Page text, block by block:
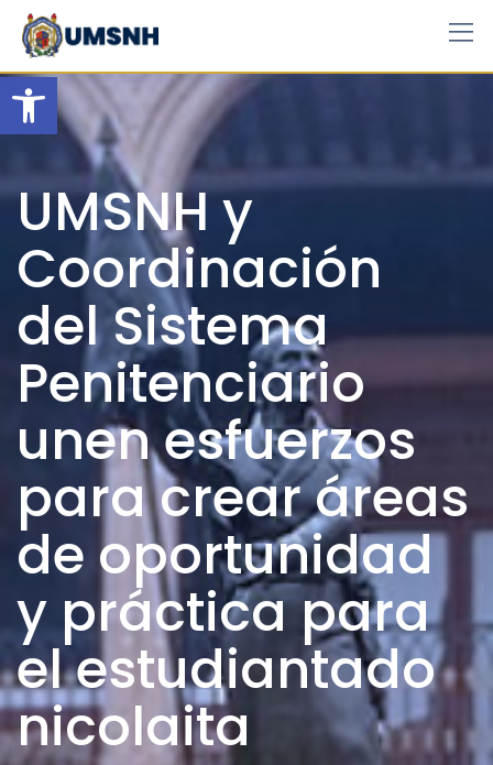
Open toolbar
Skip
content
UMSNH y
Coordinación
del Sistema
Penitenciario
unen esfuerzos
para crear áreas
de oportunidad
y práctica para
el estudiantado
nicolaita